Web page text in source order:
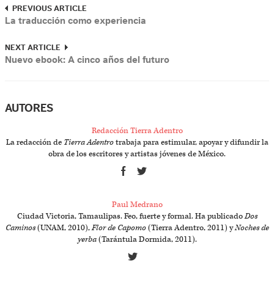
PREVIOUS ARTICLE
La traducción como experiencia
NEXT ARTICLE
Nuevo ebook: A cinco años del futuro
AUTORES
Redacción Tierra Adentro
La redacción de Tierra Adentrotrabaja para estimular, apoyar y difundir la
obra de los escritores y artistas jóvenes de México.
Paul Medrano
Ciudad Victoria, Tamaulipas. Feo, fuerte y formal. Ha publicadoDos
Caminos(UNAM, 2010),Flor de Capomo(Tierra Adentro, 2011) yNoches de
yerba(Tarántula Dormida, 2011).